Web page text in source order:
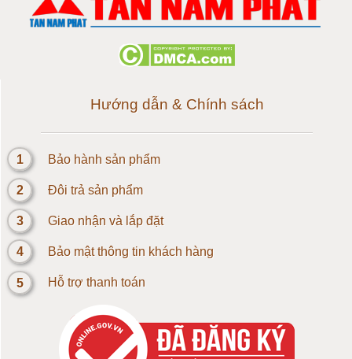
Loadcell 300g
Cảm biến Loadcell 2kg
Loadcell 3kg
Loadcell 5kg
Loadcell 10kg
Loadcell 20kg
Loadcell 30kg
Hướng dẫn & Chính sách
1 Bảo hành sản phẩm
2 Đôi trả sản phẩm
3 Giao nhận và lắp đặt
4 Bảo mật thông tin khách hàng
5 Hỗ trợ thanh toán